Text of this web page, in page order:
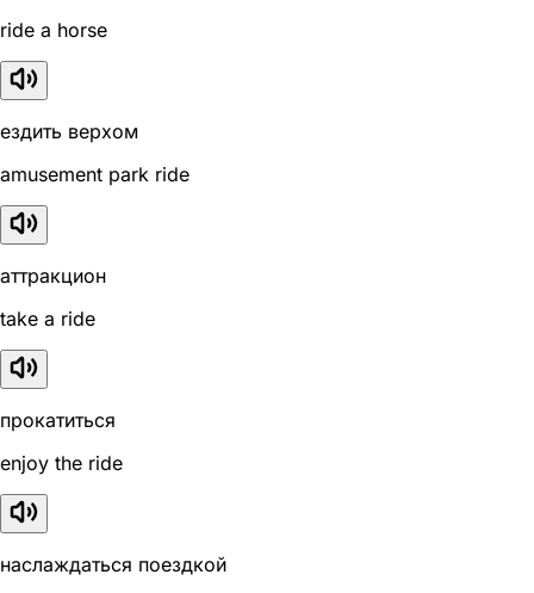
ride a horse
ездить верхом
amusement park ride
аттракцион
take a ride
прокатиться
enjoy the ride
наслаждаться поездкой